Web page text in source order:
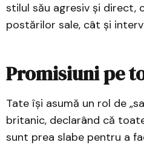
stilul său agresiv și
postărilor sale, cât și
Promisiuni pe
Tate își asumă un rol de
britanic, declarând că
sunt prea slabe pentru a